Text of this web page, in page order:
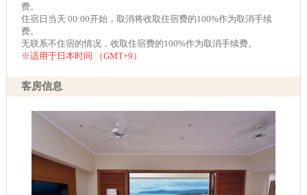
费。
住宿日当天 00:00开始，取消将收取住宿费的100%作为取消手续
费。
无联系不住宿的情况，收取住宿费的100%作为取消手续费。
※适用于日本时间 （GMT+9）
客房信息